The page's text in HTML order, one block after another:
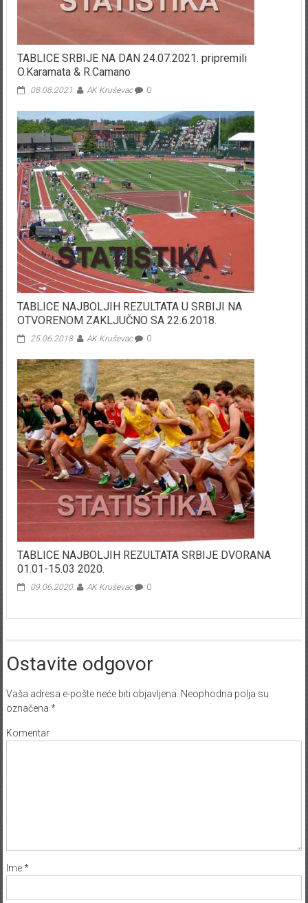
TABLICE SRBIJE NA DAN 24.07.2021. pripremili
O.Karamata & R.Camano
08.08.2021. AK Kruševac 0
TABLICE NAJBOLJIH REZULTATA U SRBIJI NA
OTVORENOM ZAKLJUČNO SA 22.6.2018.
25.06.2018. AK Kruševac 0
TABLICE NAJBOLJIH REZULTATA SRBIJE DVORANA
01.01-15.03 2020.
09.06.2020. AK Kruševac 0
Ostavite odgovor
Vaša adresa e-pošte neće biti objavljena. Neophodna polja su
označena *
Komentar
Ime*